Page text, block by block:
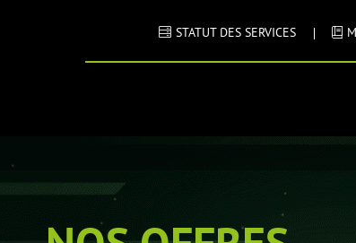
STATUT DES SERVICES